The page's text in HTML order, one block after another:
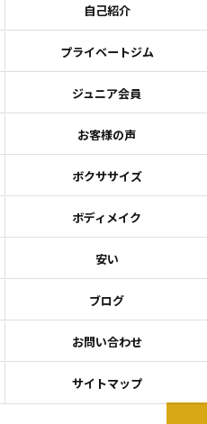
自己紹介
プライベートジム
ジュニア会員
お客様の声
ボクササイズ
ボディメイク
安い
ブログ
お問い合わせ
サイトマップ